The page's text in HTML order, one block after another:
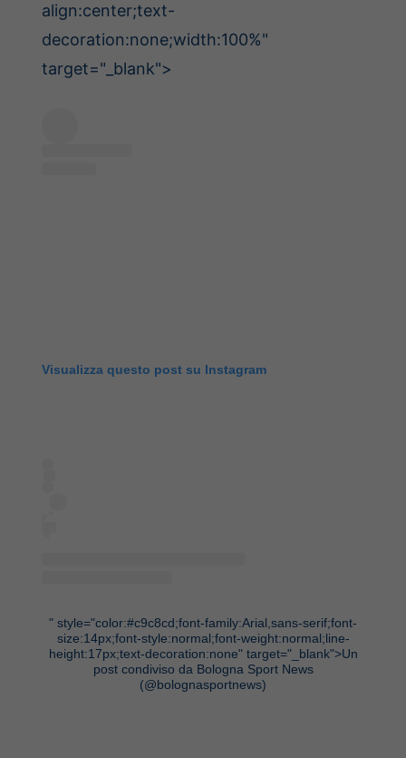
align:center;text-
decoration:none;width:100%"
target="_blank">
Visualizza questo post su Instagram
" style="color:#c9c8cd;font-family:Arial,sans-serif;font-
size:14px;font-style:normal;font-weight:normal;line-
height:17px;text-decoration:none" target="_blank">Un
post condiviso da Bologna Sport News
(@bolognasportnews)